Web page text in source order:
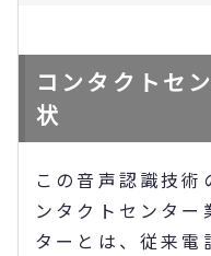
コンタクトセ
状
この音声認識技術
ンタクトセンター
ターとは、従来電